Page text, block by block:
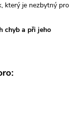
který je nezbytný pro
chyb a při jeho